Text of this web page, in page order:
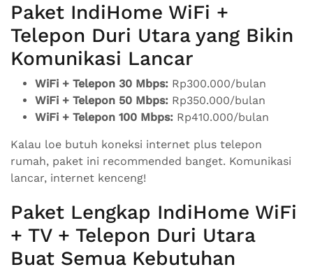
Paket IndiHome WiFi +
Telepon Duri Utara yang Bikin
Komunikasi Lancar
WiFi + Telepon 30 Mbps: Rp300.000/bulan
WiFi + Telepon 50 Mbps: Rp350.000/bulan
WiFi + Telepon 100 Mbps: Rp410.000/bulan
Kalau loe butuh koneksi internet plus telepon
rumah, paket ini recommended banget. Komunikasi
lancar, internet kenceng!
Paket Lengkap IndiHome WiFi
+ TV + Telepon Duri Utara
Buat Semua Kebutuhan